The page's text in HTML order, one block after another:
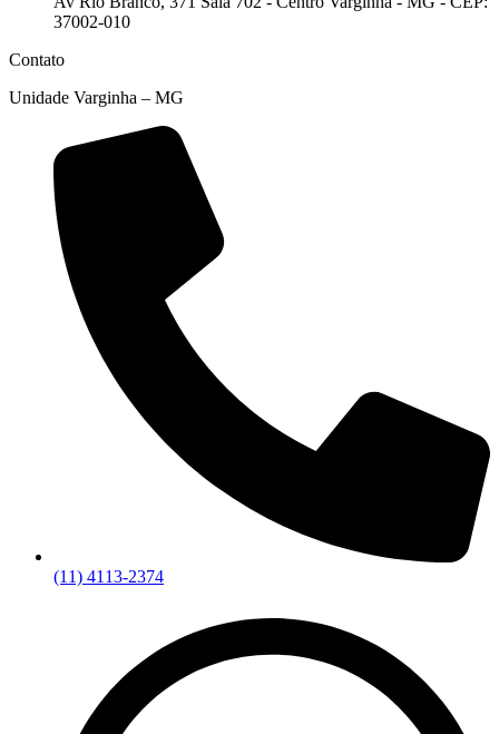
37002-010
Contato
Unidade Varginha – MG
(11) 4113-2374